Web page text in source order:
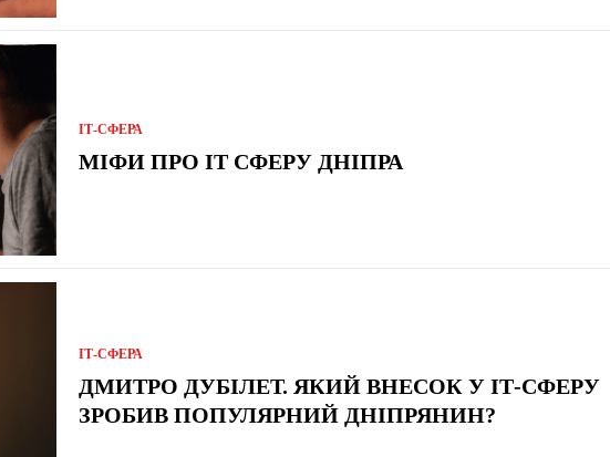
ІТ-СФЕРА
МІФИ ПРО IT СФЕРУ ДНІПРА
ІТ-СФЕРА
ДМИТРО ДУБІЛЕТ. ЯКИЙ ВНЕСОК У ІТ-СФЕРУ
ЗРОБИВ ПОПУЛЯРНИЙ ДНІПРЯНИН?